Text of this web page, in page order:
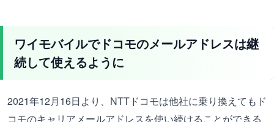
ワイモバイルでドコモのメールアドレスは継
続して使えるように
2021年12月16日より、NTTドコモは他社に乗り換えてもド
コモのキャリアメールアドレスを使い続けることができる